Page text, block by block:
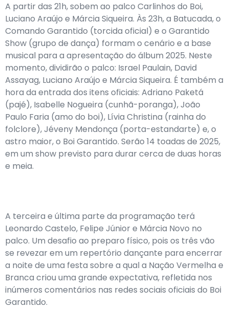
A partir das 21h, sobem ao palco Carlinhos do Boi,
Luciano Araújo e Márcia Siqueira. Às 23h, a Batucada, o
Comando Garantido (torcida oficial) e o Garantido
Show (grupo de dança) formam o cenário e a base
musical para a apresentação do álbum 2025. Neste
momento, dividirão o palco: Israel Paulain, David
Assayag, Luciano Araújo e Márcia Siqueira. É também a
hora da entrada dos itens oficiais: Adriano Paketá
(pajé), Isabelle Nogueira (cunhã-poranga), João
Paulo Faria (amo do boi), Lívia Christina (rainha do
folclore), Jéveny Mendonça (porta-estandarte) e, o
astro maior, o Boi Garantido. Serão 14 toadas de 2025,
em um show previsto para durar cerca de duas horas
e meia.
A terceira e última parte da programação terá
Leonardo Castelo, Felipe Júnior e Márcia Novo no
palco. Um desafio ao preparo físico, pois os três vão
se revezar em um repertório dançante para encerrar
a noite de uma festa sobre a qual a Nação Vermelha e
Branca criou uma grande expectativa, refletida nos
inúmeros comentários nas redes sociais oficiais do Boi
Garantido.